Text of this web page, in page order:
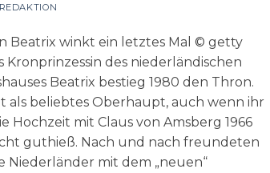
REDAKTION
Beatrix winkt ein letztes Mal © getty
Kronprinzessin des niederländischen
Beatrix bestieg 1980 den Thron.
als beliebtes Oberhaupt, auch wenn ihr
Hochzeit mit Claus von Amsberg 1966
guthieß. Nach und nach freundeten
Niederländer mit dem „neuen“